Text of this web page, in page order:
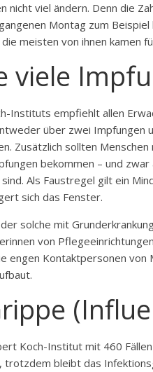
nicht viel ändern. Denn die
Montag zum
meisten von ihnen kamen
viele
Instituts empfiehlt allen
über zwei Impfungen
Zusätzlich sollten
bekommen – und
Als Faustregel gilt ein
sich das Fenster.
solche mit
von
engen Kontaktpersonen von
Koch-Institut mit 460
trotzdem bleibt das